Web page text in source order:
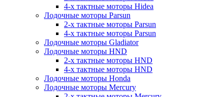
4-х тактные моторы Hidea
Лодочные моторы Parsun
2-х тактные моторы Parsun
4-х тактные моторы Parsun
Лодочные моторы Gladiator
Лодочные моторы HND
2-х тактные моторы HND
4-х тактные моторы HND
Лодочные моторы Honda
Лодочные моторы Mercury